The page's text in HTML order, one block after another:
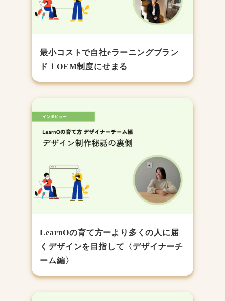
最小コストで自社eラーニングブラン
ド！OEM制度にせまる
LearnOの育て方ーより多くの人に届
くデザインを目指して〈デザイナーチ
ーム編〉